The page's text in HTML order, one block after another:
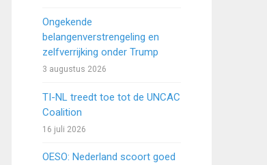
Ongekende
belangenverstrengeling en
zelfverrijking onder Trump
3 augustus 2026
TI-NL treedt toe tot de UNCAC
Coalition
16 juli 2026
OESO: Nederland scoort goed